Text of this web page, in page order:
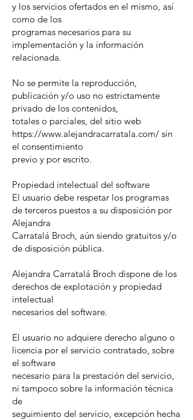
y los servicios ofertados en el mismo, así
como de los
programas necesarios para su
implementación y la información
relacionada.
No se permite la reproducción,
publicación y/o uso no estrictamente
privado de los contenidos,
totales o parciales, del sitio web
https://www.alejandracarratala.com/ sin
el consentimiento
previo y por escrito.
Propiedad intelectual del software
El usuario debe respetar los programas
de terceros puestos a su disposición por
Alejandra
Carratalá Broch, aún siendo gratuitos y/o
de disposición pública.
Alejandra Carratalá Broch dispone de los
derechos de explotación y propiedad
intelectual
necesarios del software.
El usuario no adquiere derecho alguno o
licencia por el servicio contratado, sobre
el software
necesario para la prestación del servicio,
ni tampoco sobre la información técnica
de
seguimiento del servicio, excepción hecha